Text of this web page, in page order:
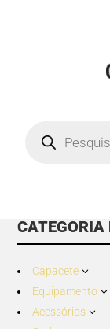
search
CATEGORIA
Capacete 3
Equipamento 3
Acessórios 3